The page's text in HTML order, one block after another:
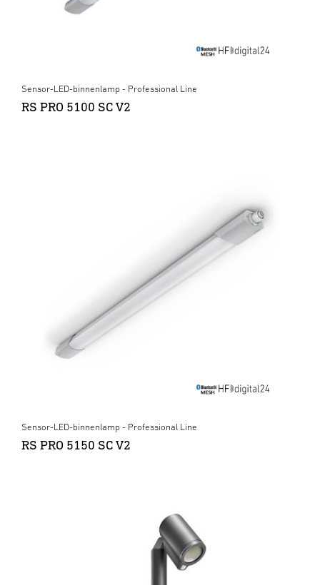
Sensor-LED-binnenlamp - Professional Line
RS PRO 5100 SC V2
Sensor-LED-binnenlamp - Professional Line
RS PRO 5150 SC V2